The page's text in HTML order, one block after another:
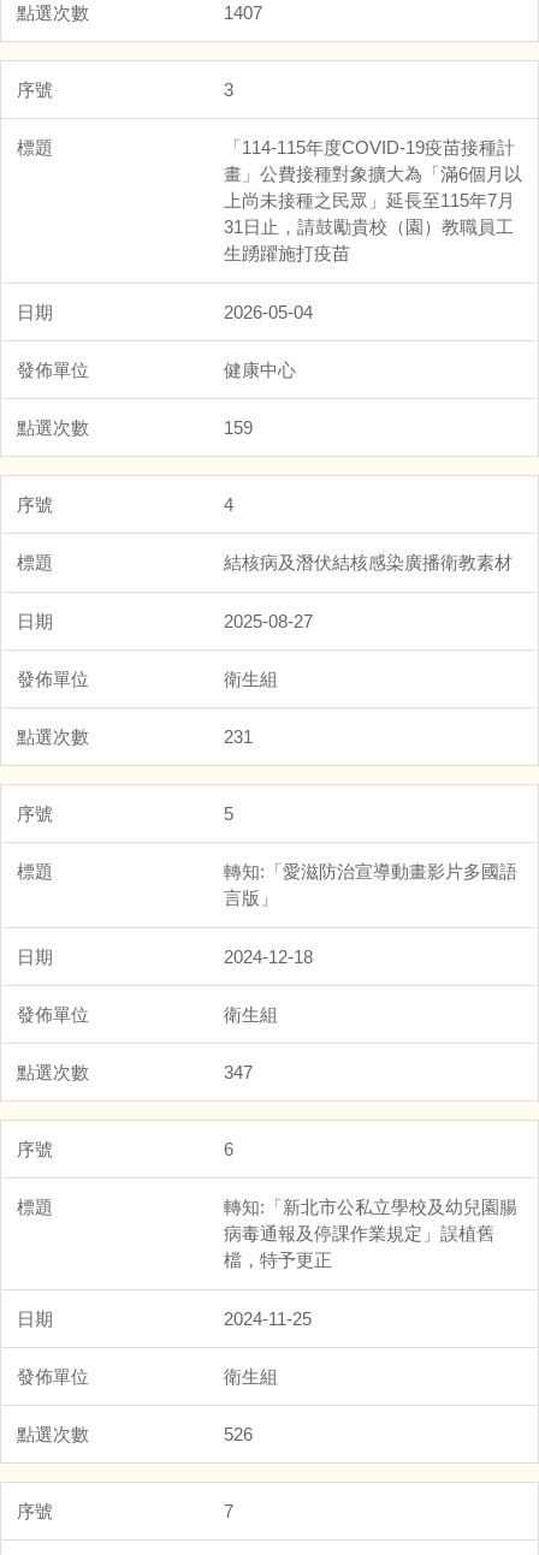
1407
3
「114-115年度COVID-19疫苗接種計
畫」公費接種對象擴大為「滿6個月以
上尚未接種之民眾」延長至115年7月
31日止，請鼓勵貴校（園）教職員工
生踴躍施打疫苗
2026-05-04
健康中心
159
4
結核病及潛伏結核感染廣播衛教素材
2025-08-27
衛生組
231
5
轉知:「愛滋防治宣導動畫影片多國語
言版」
2024-12-18
衛生組
347
6
轉知:「新北市公私立學校及幼兒園腸
病毒通報及停課作業規定」誤植舊
檔，特予更正
2024-11-25
衛生組
526
7